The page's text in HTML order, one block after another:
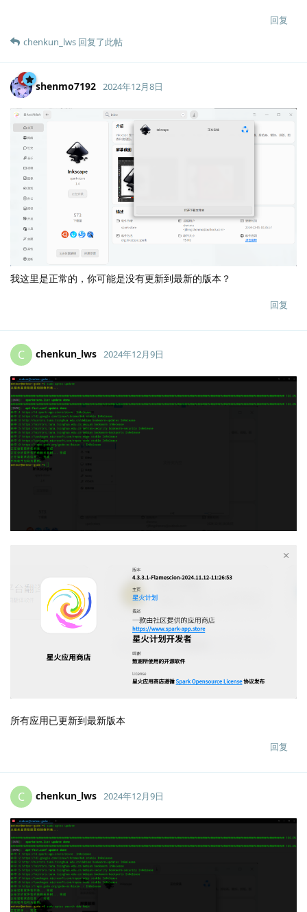
回复
chenkun_lws 回复了此帖
shenmo7192
238
2024年12月8日
我这里是正常的，你可能是没有更新到最新的版本？
回复
C chenkun_lws
Lv.2
2024年12月9日
所有应用已更新到最新版本
回复
C chenkun_lws
Lv.2
2024年12月9日